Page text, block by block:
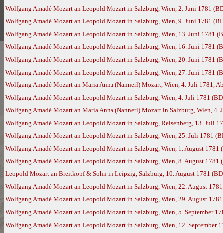
Wolfgang Amadé Mozart an Leopold Mozart in Salzburg, Wien, 2. Juni 1781
Wolfgang Amadé Mozart an Leopold Mozart in Salzburg, Wien, 9. Juni 1781
Wolfgang Amadé Mozart an Leopold Mozart in Salzburg, Wien, 13. Juni 1781
Wolfgang Amadé Mozart an Leopold Mozart in Salzburg, Wien, 16. Juni 1781
Wolfgang Amadé Mozart an Leopold Mozart in Salzburg, Wien, 20. Juni 1781
Wolfgang Amadé Mozart an Leopold Mozart in Salzburg, Wien, 27. Juni 1781
Wolfgang Amadé Mozart an Maria Anna (Nannerl) Mozart, Wien, 4. Juli 1781,
Wolfgang Amadé Mozart an Leopold Mozart in Salzburg, Wien, 4. Juli 1781
Wolfgang Amadé Mozart an Maria Anna (Nannerl) Mozart in Salzburg, Wien, 4.
Wolfgang Amadé Mozart an Leopold Mozart in Salzburg, Reisenberg, 13. Juli
Wolfgang Amadé Mozart an Leopold Mozart in Salzburg, Wien, 25. Juli 1781
Wolfgang Amadé Mozart an Leopold Mozart in Salzburg, Wien, 1. August 1781
Wolfgang Amadé Mozart an Leopold Mozart in Salzburg, Wien, 8. August 1781
Leopold Mozart an Breitkopf & Sohn in Leipzig, Salzburg, 10. August 1781
Wolfgang Amadé Mozart an Leopold Mozart in Salzburg, Wien, 22. August
Wolfgang Amadé Mozart an Leopold Mozart in Salzburg, Wien, 29. August
Wolfgang Amadé Mozart an Leopold Mozart in Salzburg, Wien, 5. September
Wolfgang Amadé Mozart an Leopold Mozart in Salzburg, Wien, 12. September